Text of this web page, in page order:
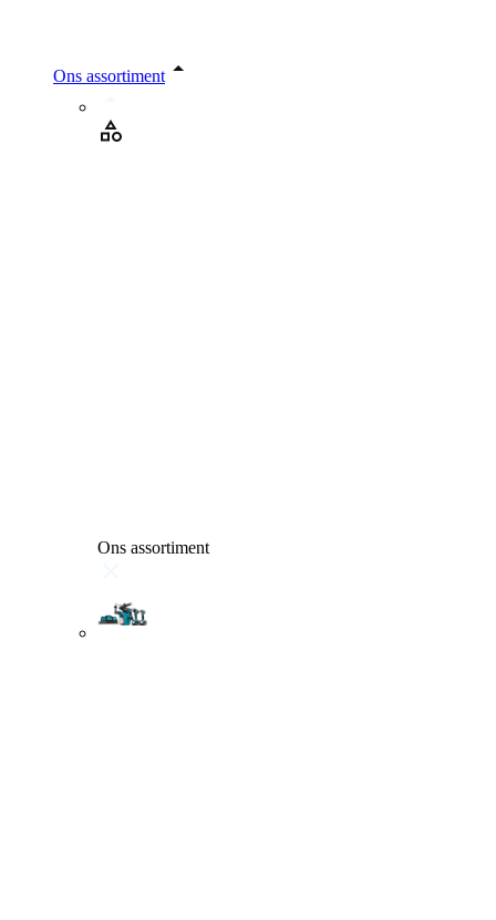
Ons assortiment
Ons assortiment